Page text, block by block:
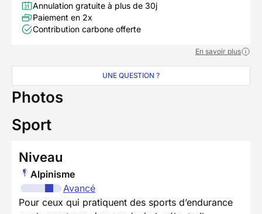
Annulation gratuite à plus de 30j
Paiement en 2x
Contribution carbone offerte
En savoir plus
UNE QUESTION ?
Photos
Sport
Niveau
Alpinisme
Avancé
Pour ceux qui pratiquent des sports d’endurance